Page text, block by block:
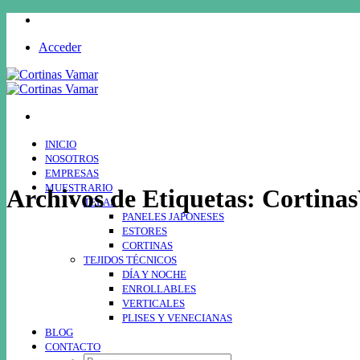
Saltar
contenidoAcceder
INICIO
NOSOTROS
EMPRESAS
MUESTRARIO
TELAS
PANELES JAPONESES
ESTORES
CORTINAS
TEJIDOS TÉCNICOS
DÍA Y NOCHE
ENROLLABLES
VERTICALES
PLISES Y VENECIANAS
BLOG
CONTACTO
Archivos de Etiquetas: